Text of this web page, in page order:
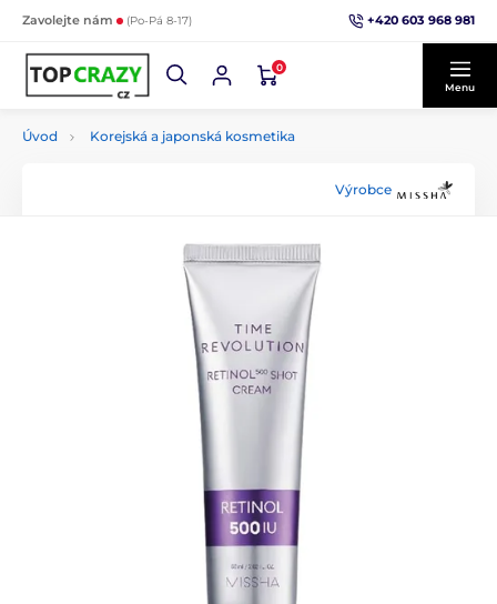
Zavolejte nám (Po-Pá 8-17) +420 603 968 981
0
Menu
Úvod Korejská a japonská kosmetika
Výrobce